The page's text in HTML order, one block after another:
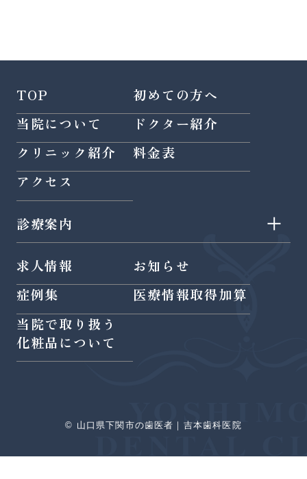
TOP
初めての方へ
当院について
ドクター紹介
クリニック紹介
料金表
アクセス
診療案内
- 認定医による歯周病治療
- 虫歯治療
- 予防歯科
- ホワイトニング
- 審美歯科
- 根管治療
- インビザライン
- 部分矯正
- 小児矯正
- 噛み合わせ・顎関節症
- YAGレーザー
求人情報
お知らせ
症例集
医療情報取得加算
当院で取り扱う
化粧品について
© 山口県下関市の歯医者｜吉本歯科医院